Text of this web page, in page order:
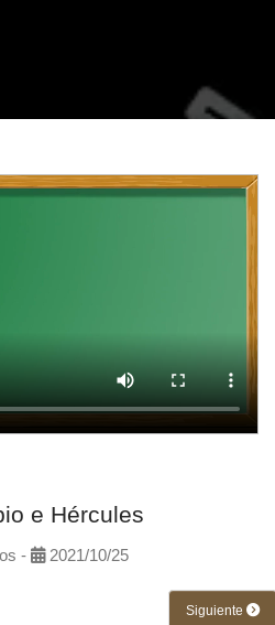
e Hércules
- 2021/10/25
Siguiente